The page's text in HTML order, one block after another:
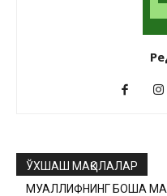
ЎХШАШ МАҚОЛАЛАР
МУАЛЛИФНИНГ БОШҚА